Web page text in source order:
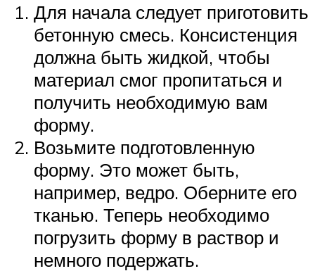
Для начала следует приготовить
бетонную смесь. Консистенция
должна быть жидкой, чтобы
материал смог пропитаться и
получить необходимую вам
форму.
Возьмите подготовленную
форму. Это может быть,
например, ведро. Оберните его
тканью. Теперь необходимо
погрузить форму в раствор и
немного подержать.